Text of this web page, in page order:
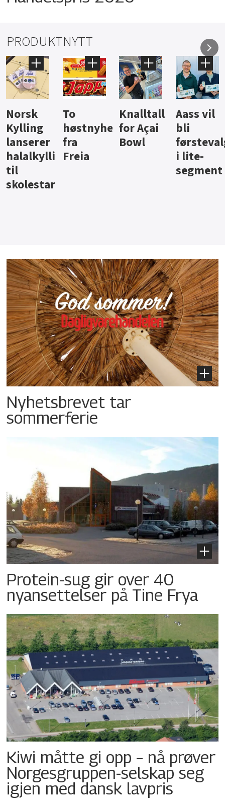
PRODUKTNYTT
Knalltall
for Açai
Bowl
Aass vil
bli
førstevalg
i lite-
Brus og
jus fra
Berentsen
Hard
iste fra
Hansa
Nyhetsbrevet tar
sommerferie
Protein-sug gir over 40
nyansettelser på Tine Frya
Kiwi måtte gi opp – nå prøver
Norgesgruppen-selskap seg
igjen med dansk lavpris